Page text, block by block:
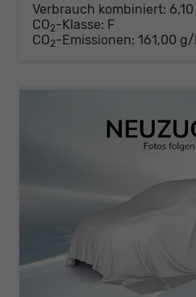
Verbrauch kombiniert:
CO2-Klasse: F
CO2-Emissionen: 161,00